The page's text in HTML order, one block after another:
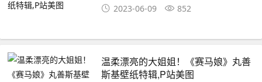
2023-06-09 852
温柔漂亮的大姐姐！《赛马娘》丸善
斯基壁纸特辑,P站美图